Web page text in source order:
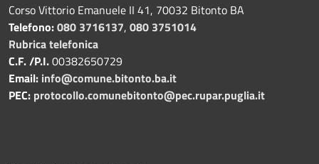
Corso Vittorio Emanuele II 41, 70032 Bitonto BA
Telefono:080 3716137, 080 3751014
Rubrica telefonica
C.F. /P.I.00382650729
Email: info@comune.bitonto.ba.it
PEC: protocollo.comunebitonto@pec.rupar.puglia.it